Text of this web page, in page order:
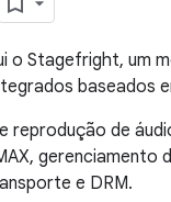
o Stagefright, um
baseados
reprodução de
gerenciamento
e DRM.